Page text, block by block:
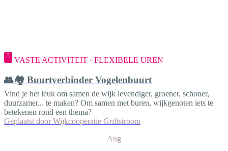
VASTE ACTIVITEIT · FLEXIBELE UREN
👥🏘️ Buurtverbinder Vogelenbuurt
Vind je het leuk om samen de wijk levendiger, groener, schoner,
duurzamer... te maken? Om samen met buren, wijkgenoten iets te
betekenen rond een thema?
Geplaatst door Wijkcooperatie Griftstroom
Aug